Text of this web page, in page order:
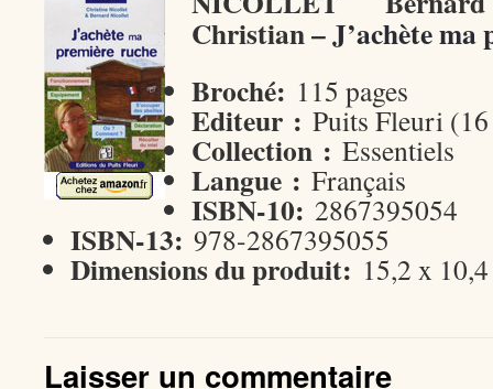
Christian –J’achète ma
Broché: 115 pages
Editeur : Puits Fleuri
Collection : Essentiels
Langue : Français
ISBN-10: 2867395054
ISBN-13: 978-2867395055
Dimensions du produit: 15,2 x
Laisser un commentaire